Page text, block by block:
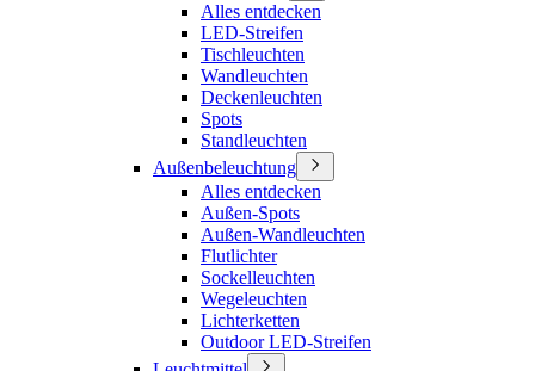
Alles entdecken
LED-Streifen
Tischleuchten
Wandleuchten
Deckenleuchten
Spots
Standleuchten
Außenbeleuchtung
Alles entdecken
Außen-Spots
Außen-Wandleuchten
Flutlichter
Sockelleuchten
Wegeleuchten
Lichterketten
Outdoor LED-Streifen